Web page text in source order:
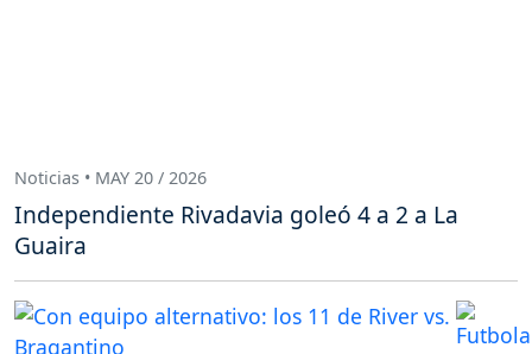
Noticias • MAY 20 / 2026
Independiente Rivadavia goleó 4 a 2 a La
Guaira